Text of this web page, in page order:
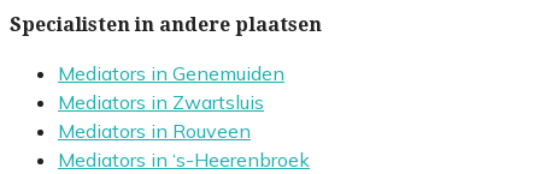
Specialisten in andere plaatsen
Mediators in Genemuiden
Mediators in Zwartsluis
Mediators in Rouveen
Mediators in ‘s-Heerenbroek